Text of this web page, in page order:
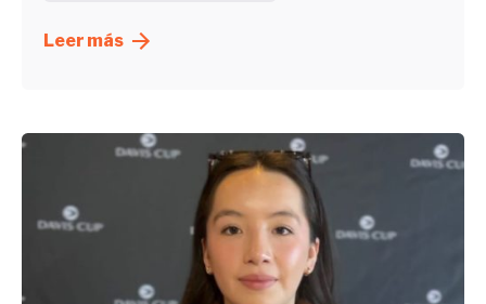
Leer más